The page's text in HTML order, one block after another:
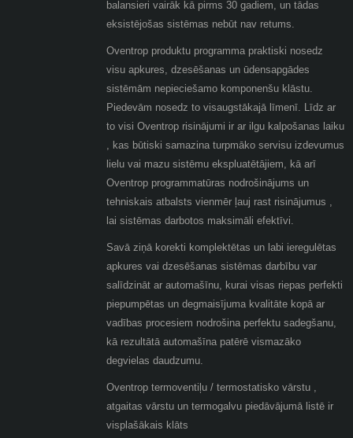
balansieri vairāk kā pirms 30 gadiem, un tādas
eksistējošas sistēmas nebūt nav retums.
Oventrop produktu programma praktiski nosedz
visu apkures, dzesēšanas un ūdensapgādes
sistēmām nepieciešamo komponenšu klāstu.
Piedevām nosedz to visaugstākajā līmenī. Līdz ar
to visi Oventrop risinājumi ir ar ilgu kalpošanas laiku
, kas būtiski samazina turpmāko servisu izdevumus
lielu vai mazu sistēmu ekspluatētājiem, kā arī
Oventrop programmatūras nodrošinājums un
tehniskais atbalsts vienmēr ļauj rast risinājumus ,
lai sistēmas darbotos maksimāli efektīvi.
Savā ziņā korekti komplektētas un labi ieregulētas
apkures vai dzesēšanas sistēmas darbību var
salīdzināt ar automašīnu, kurai visas riepas perfekti
piepumpētas un degmaisījuma kvalitāte kopā ar
vadības procesiem nodrošina perfektu sadegšanu,
kā rezultātā automašīna patērē vismazāko
degvielas daudzumu.
Oventrop termoventiļu / termostatisko vārstu ,
atgaitas vārstu un termogalvu piedāvājumā listē ir
visplašākais klāts